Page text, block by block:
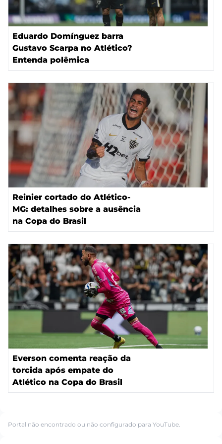
Eduardo Domínguez barra
Gustavo Scarpa no Atlético?
Entenda polêmica
Reinier cortado do Atlético-
MG: detalhes sobre a ausência
na Copa do Brasil
Everson comenta reação da
torcida após empate do
Atlético na Copa do Brasil
Portal não encontrado ou não configurado para YouTube.